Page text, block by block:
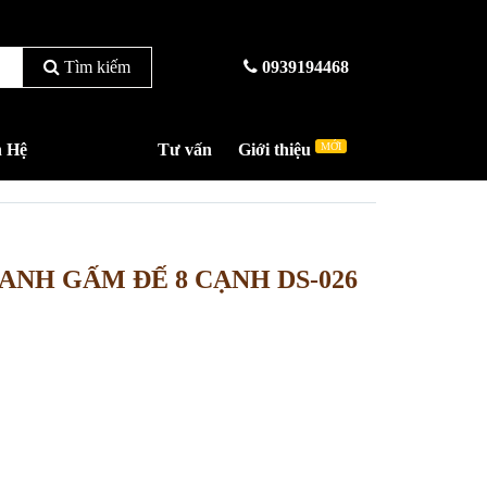
Tìm kiếm 0939194468
Hệ Tư vấn Giới thiệu MỚI
GẤM ĐẾ 8 CẠNH DS-026